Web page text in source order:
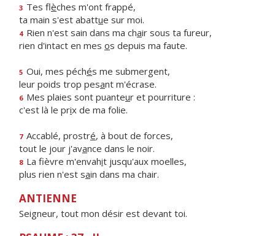
3 Tes flèches m'ont frappé,
ta main s'est abattue sur moi.
4 Rien n'est sain dans ma chair sous ta fureur,
rien d'intact en mes os depuis ma faute.
5 Oui, mes péchés me submergent,
leur poids trop pesant m'écrase.
6 Mes plaies sont puanteur et pourriture :
c'est là le prix de ma folie.
7 Accablé, prostré, à bout de forces,
tout le jour j'avance dans le noir.
8 La fièvre m'envahit jusqu'aux moelles,
plus rien n'est sain dans ma chair.
ANTIENNE
Seigneur, tout mon désir est devant toi.